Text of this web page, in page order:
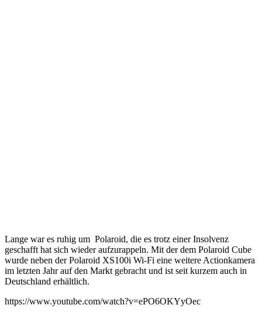
Lange war es ruhig um Polaroid, die es trotz einer Insolvenz
geschafft hat sich wieder aufzurappeln. Mit der dem Polaroid Cube
wurde neben derPolaroid XS100i Wi-Fi eine weitere Actionkamera
im letzten Jahr auf den Markt gebracht und ist seit kurzem auch in
Deutschland erhältlich.
https://www.youtube.com/watch?v=ePO6OKYyOec